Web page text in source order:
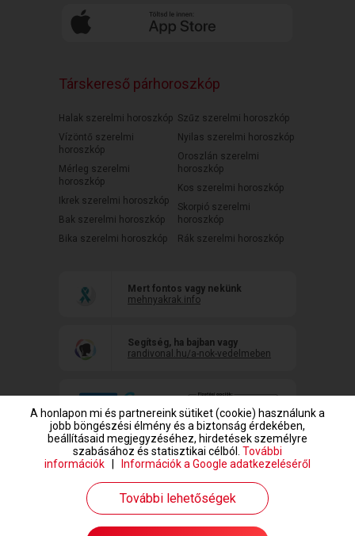
Társkereső párhoroszkóp
Halak szerelmi horoszkóp
Vízöntő szerelmi
horoszkóp
Mérleg szerelmi
horoszkóp
Ikrek szerelmi horoszkóp
Bak szerelmi horoszkóp
Bika szerelmi horoszkóp
Szűz szerelmi horoszkóp
Nyilas szerelmi horoszkóp
Oroszlán szerelmi
horoszkóp
Kos szerelmi horoszkóp
Skorpió szerelmi
horoszkóp
Rák szerelmi horoszkóp
Mert fontos vagy nekünk
mehnyakrak.info
Segítség, ha bajban vagy
randivonal.hu/a-nok-vedelmeben
www.randivonal.hu © Copyright 1999-2026 Dating Central Europe Zrt.
A honlapon mi és partnereink sütiket (cookie) használunk a
jobb böngészési élmény és a biztonság érdekében,
beállításaid megjegyzéséhez, hirdetések személyre
szabásához és statisztikai célból. További
információk
Információk a Google adatkezeléséről
További lehetőségek